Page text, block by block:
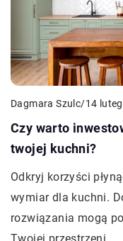
Dagmara Szulc/14
Czy warto
twojej kuchni?
Odkryj korzyści
wymiar dla kuchni.
rozwiązania mogą